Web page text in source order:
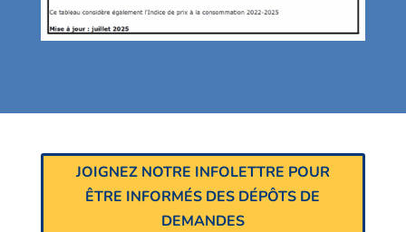
JOIGNEZ NOTRE INFOLETTRE POUR
ÊTRE INFORMÉS DES DÉPÔTS DE
DEMANDES